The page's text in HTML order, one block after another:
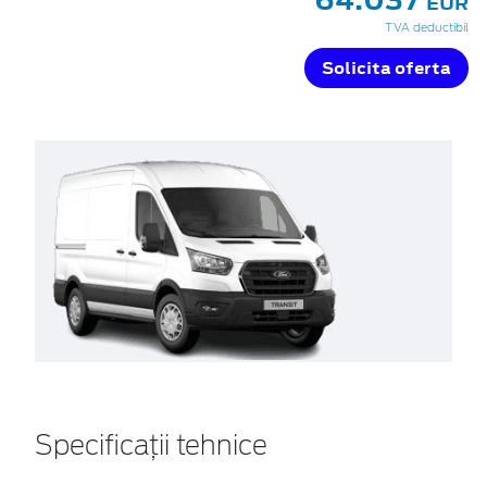
TVA deductibil
Solicita oferta
Specificații tehnice